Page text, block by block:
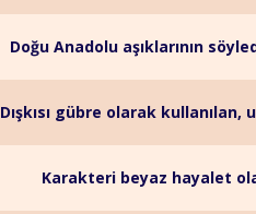
Doğu Anadolu aşıklarının
Dışkısı gübre olarak kullanılan,
Karakteri beyaz hayalet